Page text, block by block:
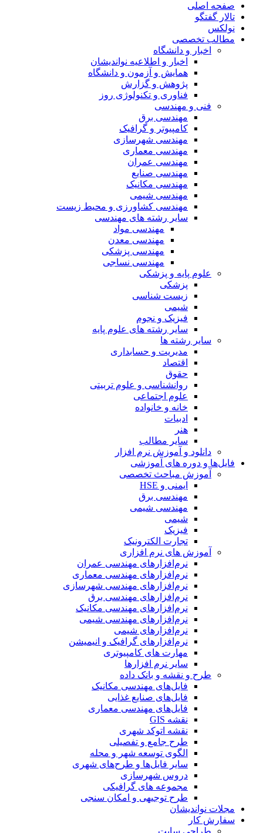
صفحه اصلی
تالار گفتگو
نولکس
مطالب تخصصی
اخبار و دانشگاه
اخبار و اطلاعیه نواندیشان
همایش و آزمون و دانشگاه
پژوهش و گزارش
فناوری و تکنولوژی روز
فنی و مهندسی
مهندسی برق
کامپیوتر و گرافیک
مهندسی شهرسازی
مهندسی معماری
مهندسی عمران
مهندسی صنایع
مهندسی مکانیک
مهندسی شیمی
مهندسی کشاورزی و محیط زیست
سایر رشته های مهندسی
مهندسی مواد
مهندسی معدن
مهندسی پزشکی
مهندسی نساجی
علوم پایه و پزشکی
پزشکی
زیست شناسی
شیمی
فیزیک و نجوم
سایر رشته های علوم پایه
سایر رشته ها
مدیریت و حسابداری
اقتصاد
حقوق
روانشناسی و علوم تربیتی
علوم اجتماعی
خانه و خانواده
ادبیات
هنر
سایر مطالب
دانلود و آموزش نرم افزار
فایل‌ها و دوره های آموزشی
آموزش مباحث تخصصی
ایمنی و HSE
مهندسی برق
مهندسی شیمی
شیمی
فیزیک
تجارت الکترونیک
آموزش های نرم افزاری
نرم‌افزارهای مهندسی عمران
نرم‌افزارهای مهندسی معماری
نرم‌افزارهای مهندسی شهرسازی
نرم‌افزارهای مهندسی برق
نرم‌افزارهای مهندسی مکانیک
نرم‌افزارهای مهندسی شیمی
نرم‌افزارهای شیمی
نرم‌افزارهای گرافیک و انیمیشن
مهارت های کامپیوتری
سایر نرم افزارها
طرح و نقشه و بانک داده
فایل‌های مهندسی مکانیک
فایل‌های صنایع غذایی
فایل‌های مهندسی معماری
نقشه GIS
نقشه اتوکد شهری
طرح جامع و تفصیلی
الگوی توسعه شهر و محله
سایر فایل‌ها و طرح‌های شهری
دروس شهرسازی
مجموعه های گرافیکی
طرح توجیهی و امکان سنجی
مجلات نواندیشان
سفارش کار
طراحی سایت